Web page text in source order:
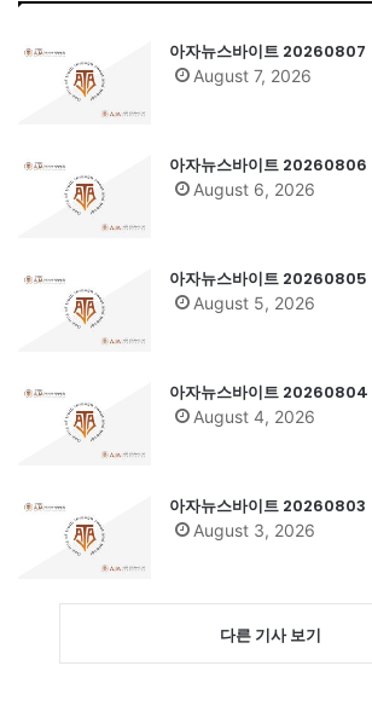
아자뉴스바이트 20260807
August 7, 2026
아자뉴스바이트 20260806
August 6, 2026
아자뉴스바이트 20260805
August 5, 2026
아자뉴스바이트 20260804
August 4, 2026
아자뉴스바이트 20260803
August 3, 2026
다른 기사 보기